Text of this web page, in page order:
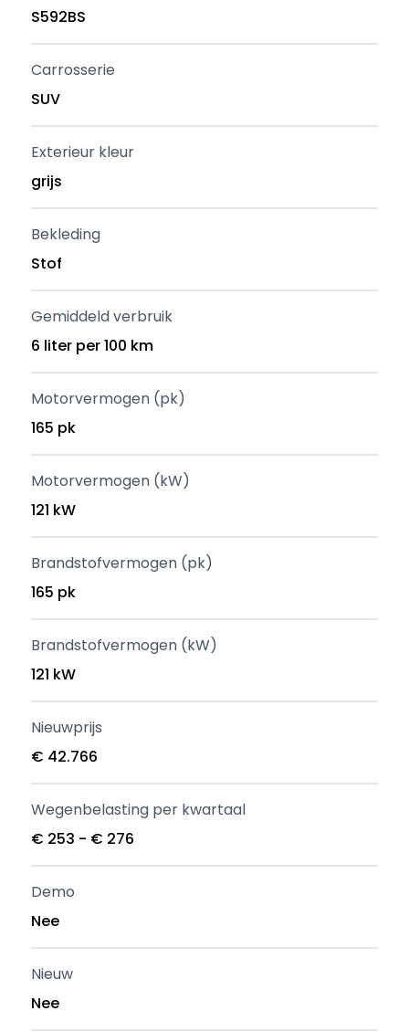
S592BS
Carrosserie
SUV
Exterieur kleur
grijs
Bekleding
Stof
Gemiddeld verbruik
6 liter per 100 km
Motorvermogen (pk)
165 pk
Motorvermogen (kW)
121 kW
Brandstofvermogen (pk)
165 pk
Brandstofvermogen (kW)
121 kW
Nieuwprijs
€ 42.766
Wegenbelasting per kwartaal
€ 253 - € 276
Demo
Nee
Nieuw
Nee